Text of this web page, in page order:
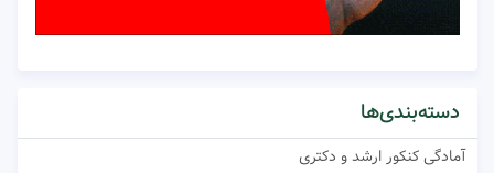
دسته‌بندی‌ها
آمادگی کنکور ارشد و دکتری